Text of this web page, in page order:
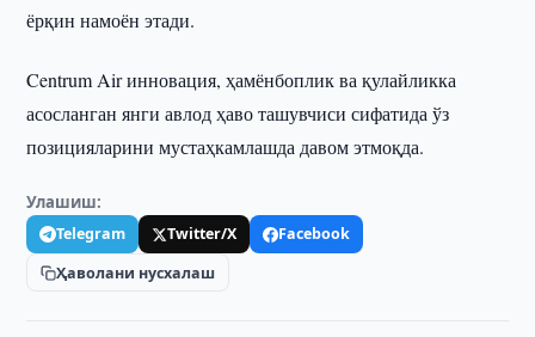
ёрқин намоён этади.
Centrum Air инновация, ҳамёнбоплик ва қулайликка
асосланган янги авлод ҳаво ташувчиси сифатида ўз
позицияларини мустаҳкамлашда давом этмоқда.
Улашиш:
Telegram Twitter/X
Facebook
Ҳаволани нусхалаш